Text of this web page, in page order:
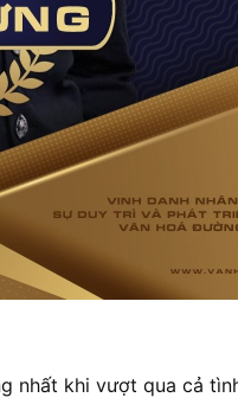
nhất khi vượt qua cả